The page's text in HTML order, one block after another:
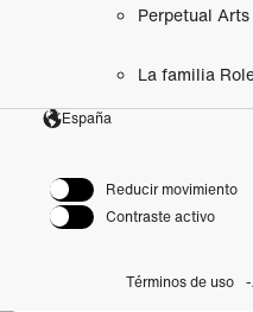
Perpetual Arts
La familia
España
Reducir movimiento
Contraste activo
Términos de uso